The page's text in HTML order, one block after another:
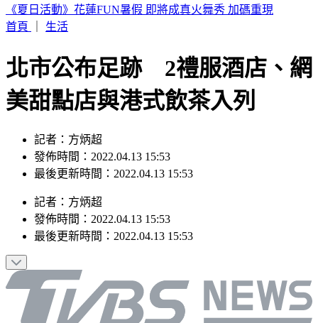
188萬《龍藏經》賣掉了！大戶不甩7折 店員爆「付現買原
價」
北市公布足跡 2禮服酒店、網
美甜點店與港式飲茶入列
記者：方炳超
發佈時間：2022.04.13 15:53
記者：方炳超
發佈時間：2022.04.13 15:53